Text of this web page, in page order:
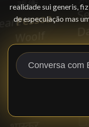
realidade sui generis,
de especulação mas